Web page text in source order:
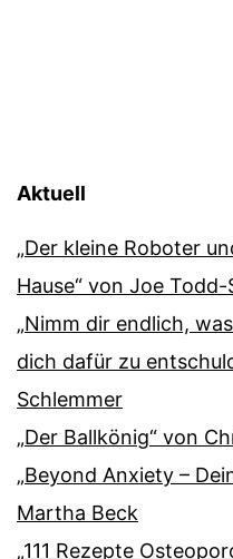
Aktuell
„Der kleine Roboter
Hause“ von Joe
„Nimm dir endlich,
dich dafür zu
Schlemmer
„Der Ballkönig“ von
„Beyond Anxiety –
Martha Beck
„111 Rezepte